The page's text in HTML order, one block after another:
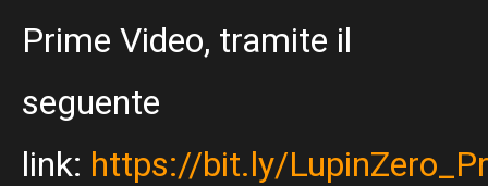
Prime Video, tramite il
seguente
link: https://bit.ly/